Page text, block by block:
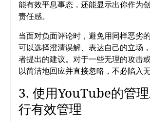
能有效平息事态，还能显示出你作为
责任感。
当面对负面评论时，避免用同样恶劣
可以选择澄清误解、表达自己的立场
者提出的建议。对于一些无理的攻击
以简洁地回应并直接忽略，不必陷入
3. 使用YouTube的管
行有效管理